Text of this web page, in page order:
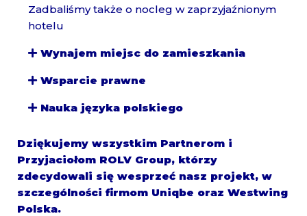
Zadbaliśmy także o nocleg w zaprzyjaźnionym
hotelu
Wynajem miejsc do zamieszkania
Wsparcie prawne
Nauka języka polskiego
Dziękujemy wszystkim Partnerom i
Przyjaciołom ROLV Group, którzy
zdecydowali się wesprzeć nasz projekt, w
szczególności firmom Uniqbe oraz Westwing
Polska.